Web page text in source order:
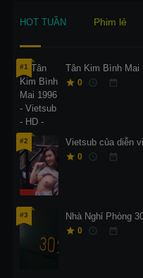
HOT TUẦN Phim lẻ
#1 Tân Kim Bình Mai
0
#2 Vietsub của diễn
0
#3 Nhà Nghỉ Phòng
0